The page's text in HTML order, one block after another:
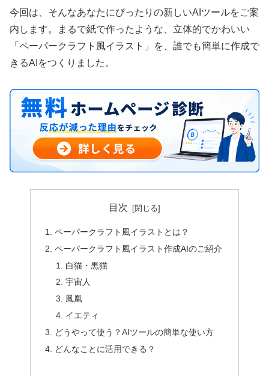
今回は、そんなあなたにぴったりの新しいAIツールをご案
内します。まるで紙で作ったような、立体的でかわいい
「ペーパークラフト風イラスト」を、誰でも簡単に作成で
きるAIをつくりました。
目次
ペーパークラフト風イラストとは？
ペーパークラフト風イラスト作成AIのご紹介
白猫・黒猫
宇宙人
鳳凰
イエティ
どうやって使う？AIツールの簡単な使い方
どんなことに活用できる？